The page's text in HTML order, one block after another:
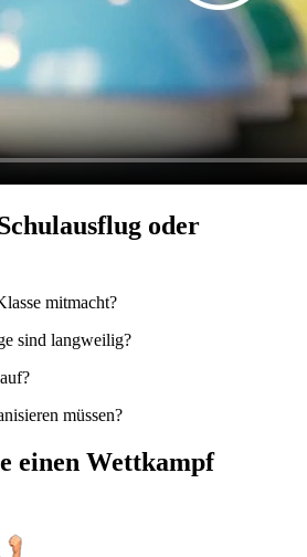
oder
mitmacht?
sind langweilig?
müssen?
einen Wettkampf